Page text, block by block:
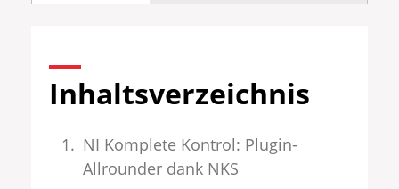
Inhaltsverzeichnis
NI Komplete Kontrol: Plugin-
Allrounder dank NKS